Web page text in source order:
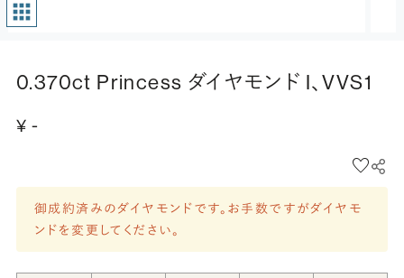
0.370ct Princess ダイヤモンド I、VVS1
¥ -
御成約済みのダイヤモンドです。お手数ですがダイヤモ
ンドを変更してください。